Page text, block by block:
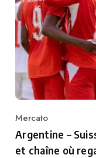
Category
Mercato
Argentine –
et chaîne où